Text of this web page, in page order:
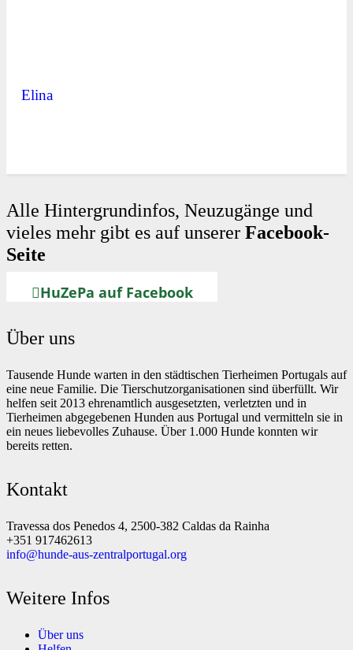
Elina
Alle Hintergrundinfos, Neuzugänge und
vieles mehr gibt es auf unserer Facebook-
Seite
HuZePa auf Facebook
Über uns
Tausende Hunde warten in den städtischen Tierheimen Portugals auf
eine neue Familie. Die Tierschutzorganisationen sind überfüllt. Wir
helfen seit 2013 ehrenamtlich ausgesetzten, verletzten und in
Tierheimen abgegebenen Hunden aus Portugal und vermitteln sie in
ein neues liebevolles Zuhause. Über 1.000 Hunde konnten wir
bereits retten.
Kontakt
Travessa dos Penedos 4, 2500-382 Caldas da Rainha
+351 917462613
info@hunde-aus-zentralportugal.org
Weitere Infos
Über uns